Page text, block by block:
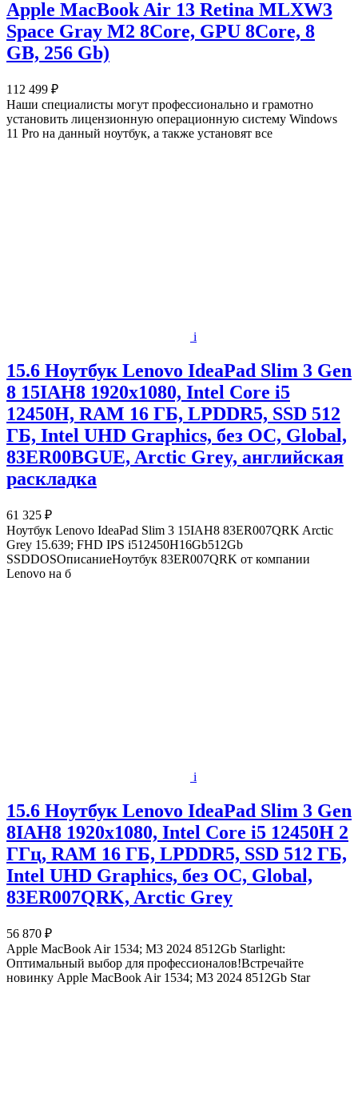
Apple MacBook Air 13 Retina MLXW3
Space Gray M2 8Core, GPU 8Core, 8
GB, 256 Gb)
112 499 ₽
Наши специалисты могут профессионально и грамотно
установить лицензионную операционную систему Windows
11 Pro на данный ноутбук, а также установят все
i
15.6 Ноутбук Lenovo IdeaPad Slim 3 Gen
8 15IAH8 1920x1080, Intel Core i5
12450H, RAM 16 ГБ, LPDDR5, SSD 512
ГБ, Intel UHD Graphics, без ОС, Global,
83ER00BGUE, Arctic Grey, английская
раскладка
61 325 ₽
Ноутбук Lenovo IdeaPad Slim 3 15IAH8 83ER007QRK Arctic
Grey 15.639; FHD IPS i512450H16Gb512Gb
SSDDOSОписаниеНоутбук 83ER007QRK от компании
Lenovo на б
i
15.6 Ноутбук Lenovo IdeaPad Slim 3 Gen
8IAH8 1920x1080, Intel Core i5 12450H 2
ГГц, RAM 16 ГБ, LPDDR5, SSD 512 ГБ,
Intel UHD Graphics, без ОС, Global,
83ER007QRK, Arctic Grey
56 870 ₽
Apple MacBook Air 1534; M3 2024 8512Gb Starlight:
Оптимальный выбор для профессионалов!Встречайте
новинку Apple MacBook Air 1534; M3 2024 8512Gb Star